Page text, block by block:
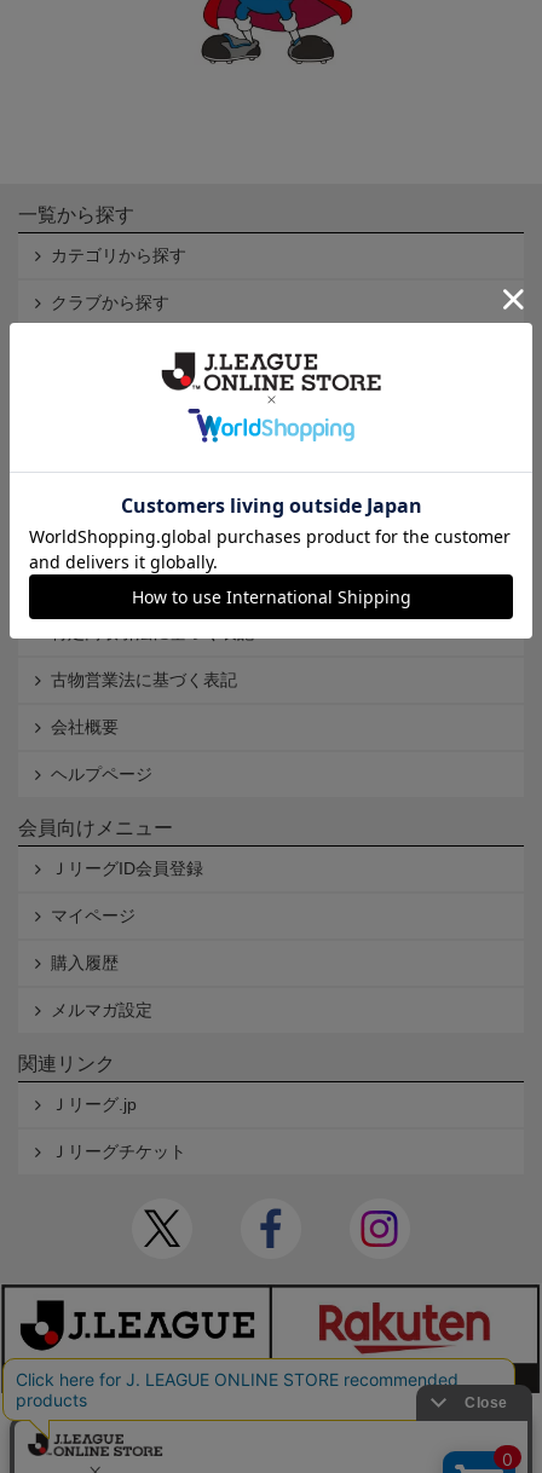
一覧から探す
カテゴリから探す
クラブから探す
Ｊ2
Ｊリーグオンラインストアとは
個人情報保護方針
古物営業法に基づく表記
会社概要
ヘルプページ
会員向けメニュー
ＪリーグID会員登録
マイページ
購入履歴
メルマガ設定
関連リンク
Ｊリーグ.jp
Ｊリーグチケット
本サイトで使用している文章・画像等の無断での複製・転載を禁止します。
© JAPAN PROFESSIONAL FOOTBALL LEAGUE Rakuten Group, Inc. ALL RIGHTS RE